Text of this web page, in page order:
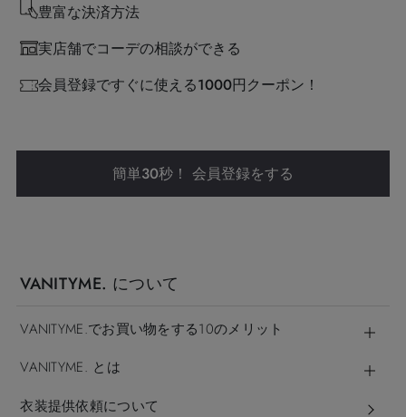
豊富な決済方法
実店舗でコーデの相談ができる
会員登録ですぐに使える1000円クーポン！
簡単30秒！ 会員登録をする
VANITYME. について
VANITYME.でお買い物をする10のメリット
VANITYME. とは
衣装提供依頼について